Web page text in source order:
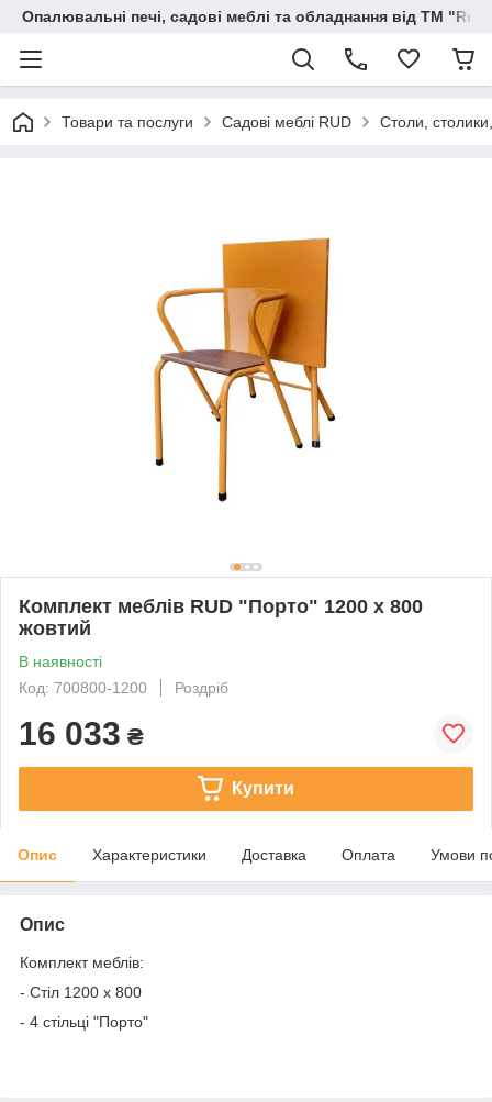
Опалювальні печі, садові меблі та обладнання від ТМ
Товари та послуги Садові меблі RUD Столи, столики,
Комплект меблів RUD "Порто" 1200 x 800
жовтий
В наявності
Код: 700800-1200
Роздріб
16 033 ₴
Купити
Опис Характеристики Доставка Оплата Умови
Опис
Комплект меблів:
- Стіл 1200 х 800
- 4 стільці "Порто"